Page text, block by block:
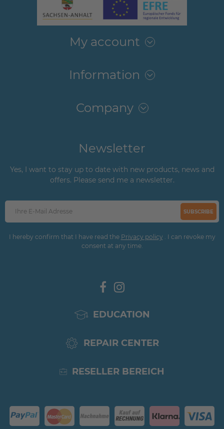
My account
Information
Company
Newsletter
Yes, I want to stay up to date with new products, news and
offers. Please send me a newsletter.
SUBSCRIBE
I hereby confirm that I have read the Privacy policy . I can revoke my
consent at any time.
EDUCATION
REPAIR CENTER
RESELLER BEREICH